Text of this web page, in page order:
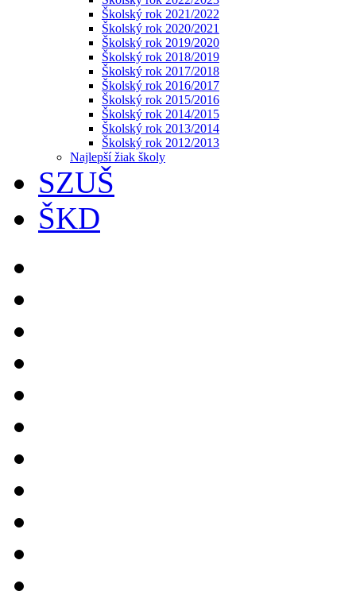
Školský rok 2021/2022
Školský rok 2020/2021
Školský rok 2019/2020
Školský rok 2018/2019
Školský rok 2017/2018
Školský rok 2016/2017
Školský rok 2015/2016
Školský rok 2014/2015
Školský rok 2013/2014
Školský rok 2012/2013
Najlepší žiak školy
SZUŠ
ŠKD